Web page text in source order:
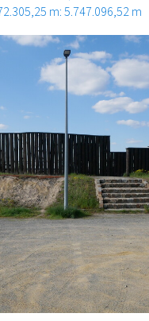
m: 5.747.096,52 m